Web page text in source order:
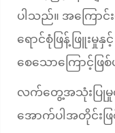
ပါသည်။ အကြောင်
ရောင်စုံဖြန့်ဖြူးမှု
စေသောကြောင့်ဖြ
လက်တွေ့အသုံးပြုမှုတွ
အောက်ပါအတိုင်းဖ